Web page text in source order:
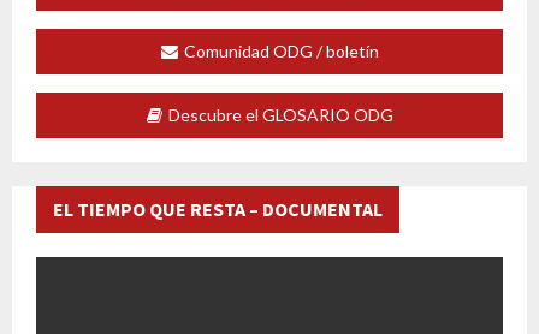
Comunidad ODG / boletín
Descubre el GLOSARIO ODG
EL TIEMPO QUE RESTA – DOCUMENTAL